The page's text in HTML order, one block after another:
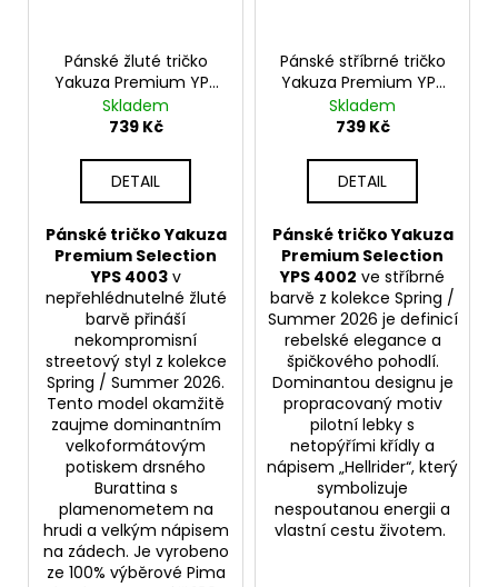
Pánské žluté tričko
Yakuza Premium YPS
4003 – Trouble
Entertainment
Skladem
739 Kč
DETAIL
Pánské tričko Yakuza
Premium Selection
YPS 4003v
nepřehlédnutelné žluté
barvě přináší
nekompromisní
streetový styl z kolekce
Spring / Summer 2026.
Tento model okamžitě
zaujme dominantním
velkoformátovým
potiskem drsného
Burattina s
plamenometem na
hrudi a velkým nápisem
na zádech. Je vyrobeno
ze 100% výběrové Pima
Pánské stříbrné tričko
Yakuza Premium YPS
4002 – Hellrider
Skladem
739 Kč
DETAIL
Pánské tričko Yakuza
Premium Selection
YPS 4002 ve stříbrné
barvě z kolekce Spring /
Summer 2026 je definicí
rebelské elegance a
špičkového pohodlí.
Dominantou designu je
propracovaný motiv
pilotní lebky s
netopýřími křídly a
nápisem „Hellrider“, který
symbolizuje
nespoutanou energii a
vlastní cestu životem.